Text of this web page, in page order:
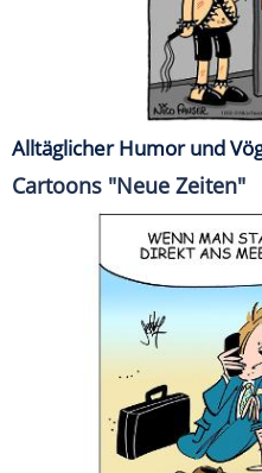
Alltäglicher Humor und
Cartoons "Neue Zeiten"